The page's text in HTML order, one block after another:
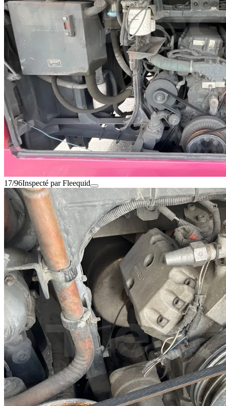
17/96Inspecté par Fleequid